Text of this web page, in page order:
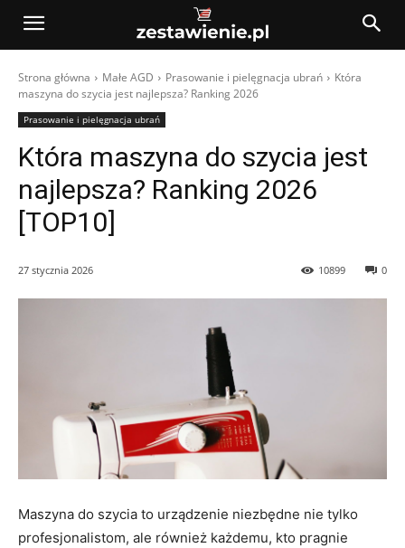
Strona główna Małe AGD Prasowanie i pielęgnacja ubrań
Która
maszyna do szycia jest najlepsza? Ranking 2026
Prasowanie i pielęgnacja ubrań
Która maszyna do szycia jest
najlepsza? Ranking 2026
[TOP10]
27 stycznia 2026 0
10899
Maszyna do szycia to urządzenie niezbędne nie tylko
profesjonalistom, ale również każdemu, kto pragnie